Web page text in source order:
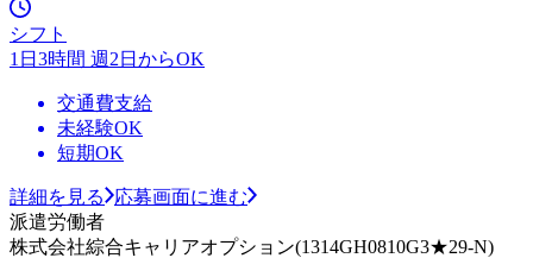
シフト
1日3時間 週2日からOK
交通費支給
未経験OK
短期OK
詳細を見る
応募画面に進む
派遣労働者
株式会社綜合キャリアオプション(1314GH0810G3★29-N)